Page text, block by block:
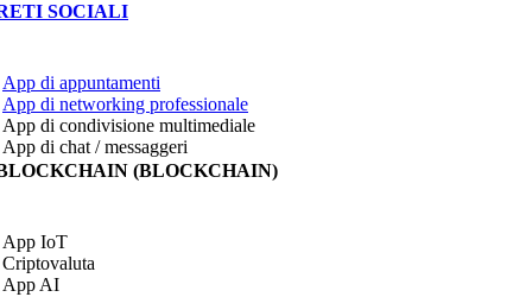
SOCIALI
App di appuntamenti
App di networking professionale
App di condivisione multimediale
App di chat / messaggeri
(BLOCKCHAIN)
App IoT
Criptovaluta
App AI